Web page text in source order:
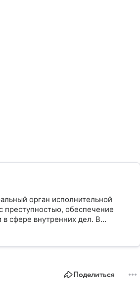
орган исполнительной
преступностью, обеспечение
в сфере внутренних дел. В
выполняет министерство, как
Поделиться